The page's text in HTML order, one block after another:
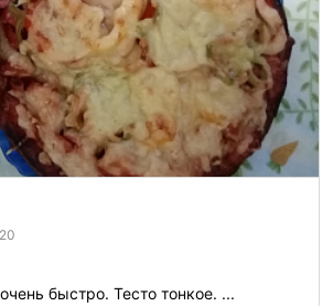
быстро. Тесто тонкое. ...